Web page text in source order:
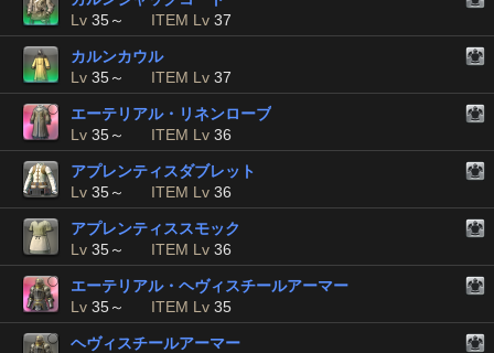
Lv 35～ ITEM Lv 37
カルンカウル
Lv 35～ ITEM Lv 37
エーテリアル・リネンローブ
Lv 35～ ITEM Lv 36
アプレンティスダブレット
Lv 35～ ITEM Lv 36
アプレンティススモック
Lv 35～ ITEM Lv 36
エーテリアル・ヘヴィスチールアーマー
Lv 35～ ITEM Lv 35
ヘヴィスチールアーマー